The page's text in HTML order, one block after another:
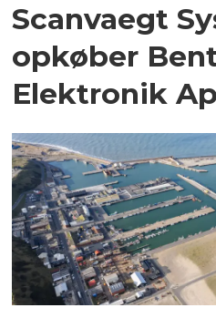
Scanvaegt
opkøber
Elektronik